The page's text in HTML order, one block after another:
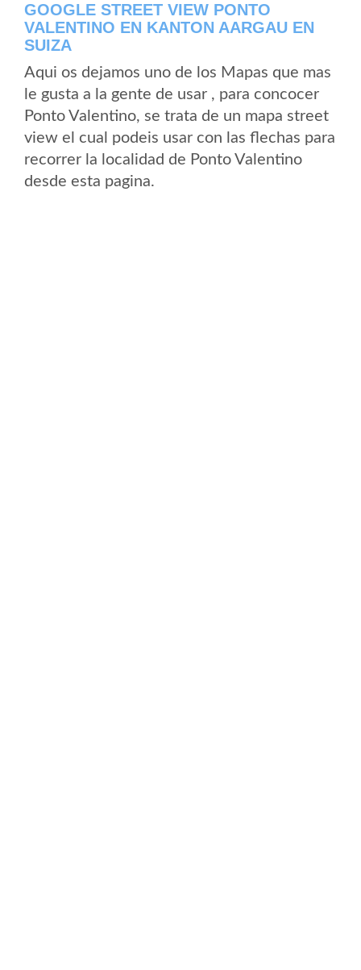
GOOGLE STREET VIEW PONTO
VALENTINO EN KANTON AARGAU EN
SUIZA
Aqui os dejamos uno de los Mapas que mas
le gusta a la gente de usar , para concocer
Ponto Valentino, se trata de un mapa street
view el cual podeis usar con las flechas para
recorrer la localidad de Ponto Valentino
desde esta pagina.